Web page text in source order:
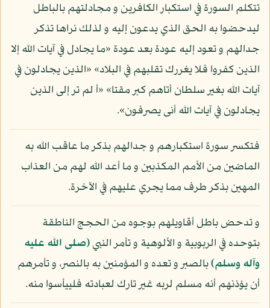
تتكلم السورة في استكبار الكافرين و مجادلتهم بالباطل
ليدحضوا به الحق الذي يدعون إليه و لذلك نراها تذكر
جدالهم و تعود إليه عودة بعد عودة «ما يجادل في آيات الله إلا
الذين كفروا فلا يغررك تقلبهم في البلاد» «الذين يجادلون في
آيات الله بغير سلطان أتاهم كبر مقتا» «أ لم تر إلى الذين
يجادلون في آيات الله أنى يصرفون».
فتكسر سورة استكبارهم و جدالهم بذكر ما عاقب الله به
الماضين من الأمم المكذبين و ما أعد الله لهم من العذاب
المهين بذكر طرف مما يجري عليهم في الآخرة.
و تدحض باطل أقاويلهم بوجوه من الحجج الناطقة
بتوحده في الربوبية و الألوهية و تأمر النبي(صلى الله عليه
وآله وسلم)بالصبر و تعده و المؤمنين به بالنصر، و تأمرهم
أن يؤذنهم أنه مسلم لربه غير تارك لعبادته فلييأسوا منه.